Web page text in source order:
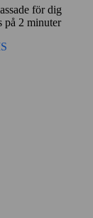
för dig
på 2 minuter